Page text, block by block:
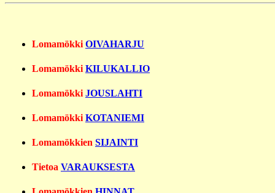
Lomamökki OIVAHARJU
Lomamökki KILUKALLIO
Lomamökki JOUSLAHTI
Lomamökki KOTANIEMI
Lomamökkien SIJAINTI
Tietoa VARAUKSESTA